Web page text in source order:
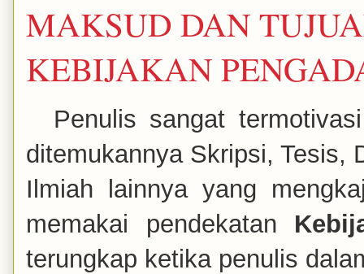
MAKSUD DAN
KEBIJAKAN
Penulis sangat
ditemukannya Skripsi, Tesis,
Ilmiah lainnya yang
memakai pendekatan
terungkap ketika penulis